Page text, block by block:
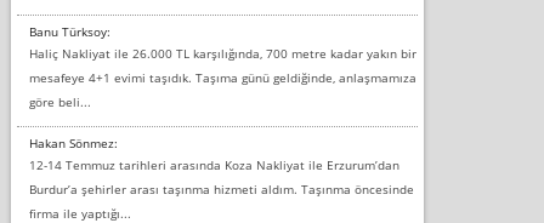
Banu Türksoy:
Haliç Nakliyat ile 26.000 TL karşılığında, 700 metre kadar yakın bir
mesafeye 4+1 evimi taşıdık. Taşıma günü geldiğinde, anlaşmamıza
göre beli...
Hakan Sönmez:
12-14 Temmuz tarihleri arasında Koza Nakliyat ile Erzurum’dan
Burdur’a şehirler arası taşınma hizmeti aldım. Taşınma öncesinde
firma ile yaptığı...